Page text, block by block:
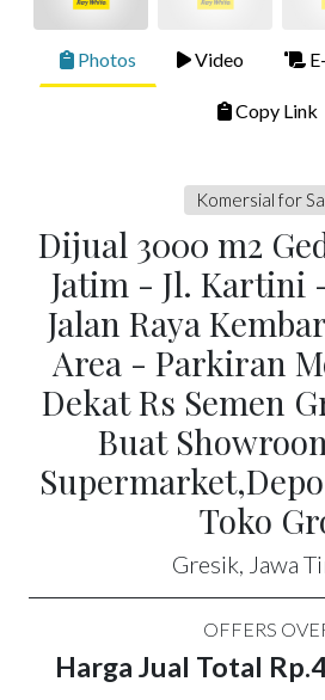
Photos Video
Copy Link
Komersial for
Dijual 3000 m2
Jatim - Jl. Kartini
Jalan Raya
Area - Parkiran
Dekat Rs Semen
Buat
Toko
Gresik, Jawa
OFFERS
Harga Jual Total